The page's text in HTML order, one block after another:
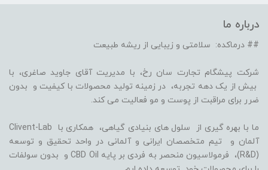
درباره ما
## درماکده: سلامتی و زیبایی از ریشه طبیعت
شرکت پیشگام تجارت سان رخ، با مدیریت آقای جاوید صاغری، با
بیش از یک دهه تجربه، در زمینه تولید محصولات با کیفیت و بدون
ضرر برای مراقبت از پوست و مو فعالیت می کند.
ما با بهره گیری از سلول های بنیادی گیاهی، همکاری با Clivent-Lab
آلمان و تیم متخصصان ایرانی و آلمانی در واحد تحقیق و توسعه
(R&D)، فرمولاسیون منحصر به فردی بر پایه CBD Oil و بدون سولفات